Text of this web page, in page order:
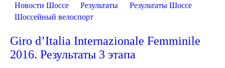
Новости Шоссе
Результаты
Результаты Шоссе
Шоссейный велоспорт
Giro d’Italia Internazionale Femminile
2016. Результаты 3 этапа